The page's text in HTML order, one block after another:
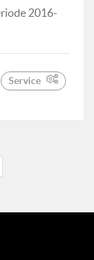
2016-
Service